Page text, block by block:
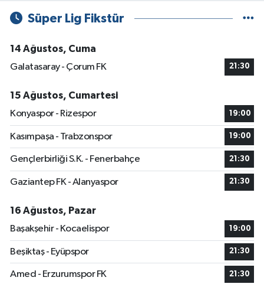
Süper Lig Fikstür
14 Ağustos, Cuma
Galatasaray - Çorum FK
21:30
15 Ağustos, Cumartesi
Konyaspor - Rizespor
19:00
Kasımpaşa - Trabzonspor 19:00
Gençlerbirliği S.K. - Fenerbahçe 21:30
Gaziantep FK - Alanyaspor 21:30
16 Ağustos, Pazar
Başakşehir - Kocaelispor
19:00
Beşiktaş - Eyüpspor 21:30
Amed - Erzurumspor FK 21:30